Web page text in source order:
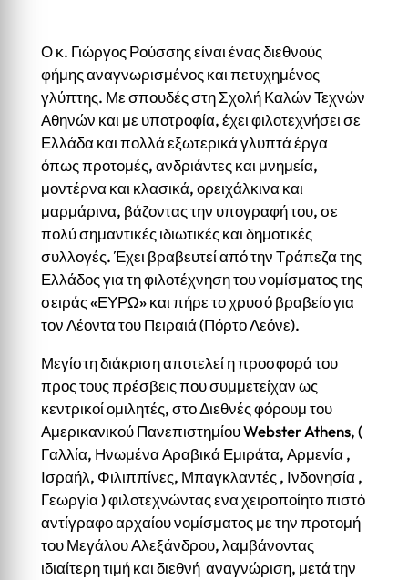
Ο κ. Γιώργος Ρούσσης είναι ένας διεθνούς
φήμης αναγνωρισμένος και πετυχημένος
γλύπτης. Με σπουδές στη Σχολή Καλών Τεχνών
Αθηνών και με υποτροφία, έχει φιλοτεχνήσει σε
Ελλάδα και πολλά εξωτερικά γλυπτά έργα
όπως προτομές, ανδριάντες και μνημεία,
μοντέρνα και κλασικά, ορειχάλκινα και
μαρμάρινα, βάζοντας την υπογραφή του, σε
πολύ σημαντικές ιδιωτικές και δημοτικές
συλλογές. Έχει βραβευτεί από την Τράπεζα της
Ελλάδος για τη φιλοτέχνηση του νομίσματος της
σειράς «ΕΥΡΩ» και πήρε το χρυσό βραβείο για
τον Λέοντα του Πειραιά (Πόρτο Λεόνε).
Μεγίστη διάκριση αποτελεί η προσφορά του
προς τους πρέσβεις που συμμετείχαν ως
κεντρικοί ομιλητές, στο Διεθνές φόρουμ του
Αμερικανικού Πανεπιστημίου Webster Athens, (
Γαλλία, Ηνωμένα Αραβικά Εμιράτα, Αρμενία ,
Ισραήλ, Φιλιππίνες, Μπαγκλαντές , Ινδονησία ,
Γεωργία ) φιλοτεχνώντας ενα χειροποίητο πιστό
αντίγραφο αρχαίου νομίσματος με την προτομή
του Μεγάλου Αλεξάνδρου, λαμβάνοντας
ιδιαίτερη τιμή και διεθνή αναγνώριση, μετά την